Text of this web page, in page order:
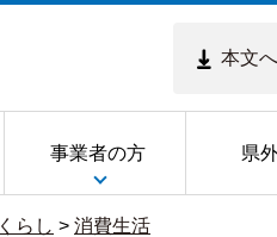
本文へ
事業者の方 県
くらし > 消費生活